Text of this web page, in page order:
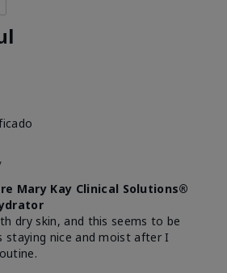
Mary Kay Clinical Solutions®
dry skin, and this seems to be
staying nice and moist after I